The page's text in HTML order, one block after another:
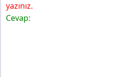
yazınız.
Cevap: